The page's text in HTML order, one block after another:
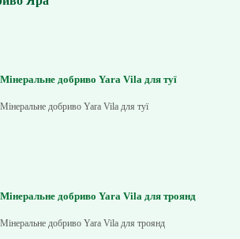
Мінеральне добриво Yara Vila для туї
Мінеральне добриво Yara Vila для туї
Мінеральне добриво Yara Vila для троянд
Мінеральне добриво Yara Vila для троянд